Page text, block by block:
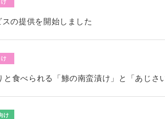
の提供を開始しました
と食べられる「鯵の南蛮漬け」と「あじさ
け